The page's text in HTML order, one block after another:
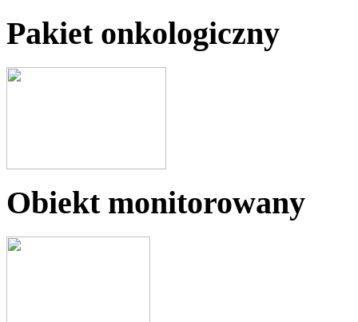
Pakiet onkologiczny
Obiekt monitorowany